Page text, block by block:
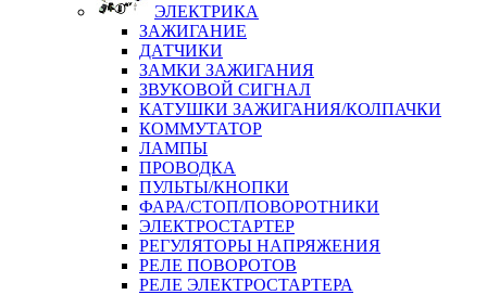
ЭЛЕКТРИКА
ЗАЖИГАНИЕ
ДАТЧИКИ
ЗАМКИ ЗАЖИГАНИЯ
ЗВУКОВОЙ СИГНАЛ
КАТУШКИ ЗАЖИГАНИЯ/КОЛПАЧКИ
КОММУТАТОР
ЛАМПЫ
ПРОВОДКА
ПУЛЬТЫ/КНОПКИ
ФАРА/СТОП/ПОВОРОТНИКИ
ЭЛЕКТРОСТАРТЕР
РЕГУЛЯТОРЫ НАПРЯЖЕНИЯ
РЕЛЕ ПОВОРОТОВ
РЕЛЕ ЭЛЕКТРОСТАРТЕРА